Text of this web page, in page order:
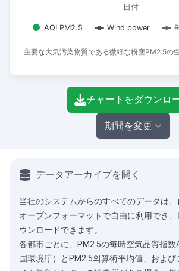
主要な大気汚染物質である微細な粉塵PM2.5の
日付
AQI PM2.5 Wind power
End of interactive chart.
チャートをダウンロ
期間を変更
データアーカイブを開く
当社のシステムからのすべてのデータは、
オープンフォーマットで自由に利用でき
ウンロードできます。
各都市ごとに、PM2.5の毎時空気品質指数
国環境庁）とPM2.5의算術平均値、および